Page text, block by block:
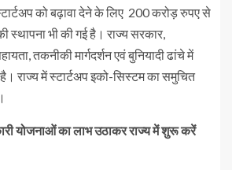
को बढ़ावा देने के लिए 200 करोड़ रुपए से
स्थापना भी की गई है। राज्य सरकार,
तकनीकी मार्गदर्शन एवं बुनियादी ढांचे में
राज्य में स्टार्टअप इको-सिस्टम का समुचित
योजनाओं का लाभ उठाकर राज्य में शुरू करें